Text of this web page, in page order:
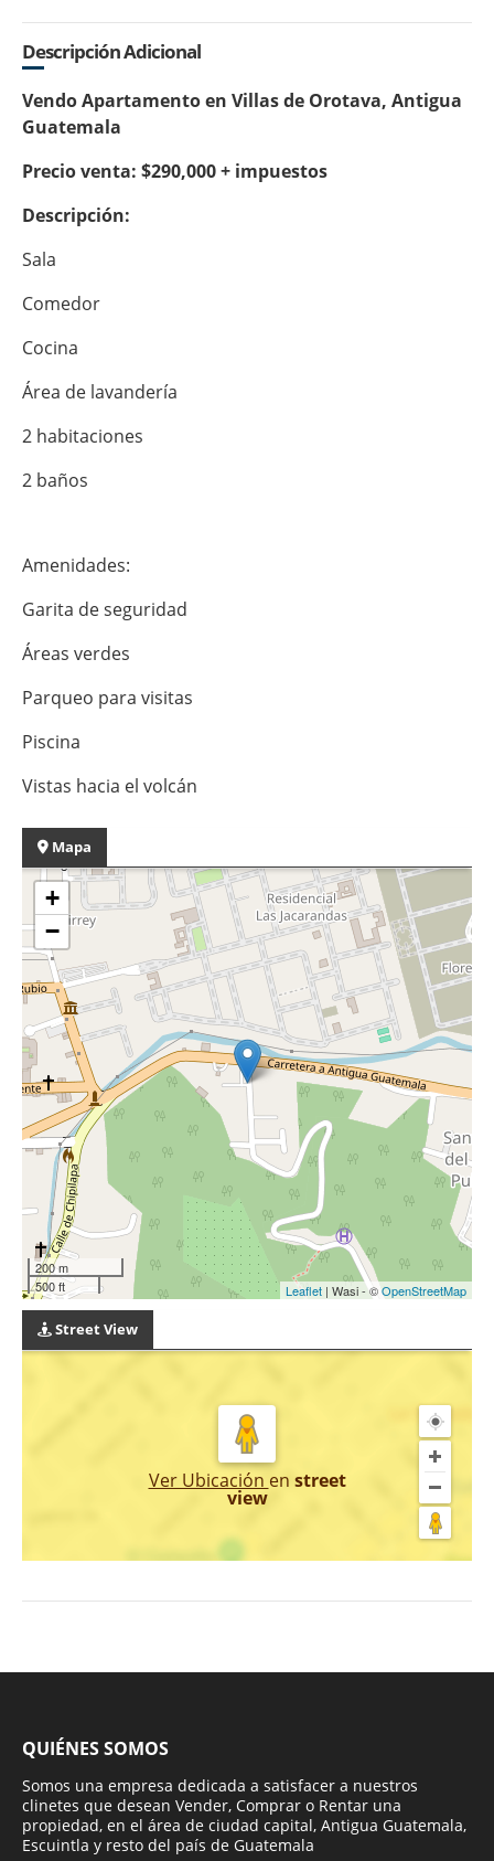
Descripción Adicional
Vendo Apartamento en Villas de Orotava, Antigua
Guatemala
Precio venta: $290,000 + impuestos
Descripción:
Sala
Comedor
Cocina
Área de lavandería
2 habitaciones
2 baños
Amenidades:
Garita de seguridad
Áreas verdes
Parqueo para visitas
Piscina
Vistas hacia el volcán
Mapa
+
−
200 m
500 ft
Leaflet | Wasi - ©OpenStreetMap
Street View
Ver Ubicación en street
view
QUIÉNES SOMOS
Somos una empresa dedicada a satisfacer a nuestros
clinetes que desean Vender, Comprar o Rentar una
propiedad, en el área de ciudad capital, Antigua Guatemala,
Escuintla y resto del país de Guatemala